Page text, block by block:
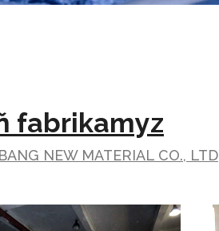
fabrikamyz
NEW MATERIAL CO., LTD